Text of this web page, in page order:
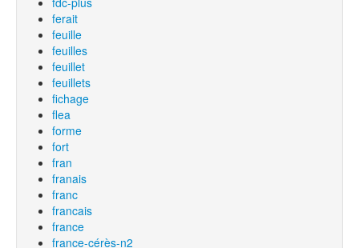
ferait
feuille
feuilles
feuillet
feuillets
fichage
flea
forme
fort
fran
franais
franc
francais
france
france-cérès-n2